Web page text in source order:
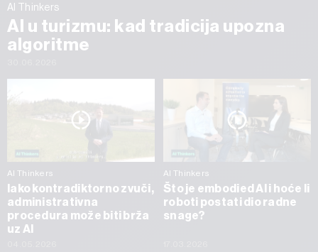
AI Thinkers
AI u turizmu: kad tradicija upozna
algoritme
AI Thinkers
Iako kontradiktorno zvuči,
administrativna
procedura može biti brža
uz AI
AI Thinkers
Što je embodied AI i hoće li
roboti postati dio radne
snage?